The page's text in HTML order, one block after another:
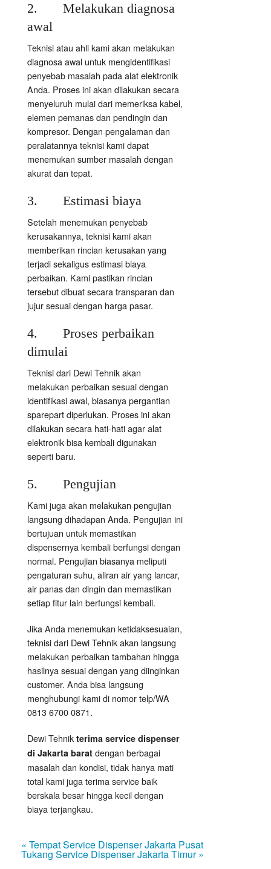
2. Melakukan diagnosa
awal
Teknisi atau ahli kami akan melakukan
diagnosa awal untuk mengidentifikasi
penyebab masalah pada alat elektronik
Anda. Proses ini akan dilakukan secara
menyeluruh mulai dari memeriksa kabel,
elemen pemanas dan pendingin dan
kompresor. Dengan pengalaman dan
peralatannya teknisi kami dapat
menemukan sumber masalah dengan
akurat dan tepat.
3. Estimasi biaya
Setelah menemukan penyebab
kerusakannya, teknisi kami akan
memberikan rincian kerusakan yang
terjadi sekaligus estimasi biaya
perbaikan. Kami pastikan rincian
tersebut dibuat secara transparan dan
jujur sesuai dengan harga pasar.
4. Proses perbaikan
dimulai
Teknisi dari Dewi Tehnik akan
melakukan perbaikan sesuai dengan
identifikasi awal, biasanya pergantian
sparepart diperlukan. Proses ini akan
dilakukan secara hati-hati agar alat
elektronik bisa kembali digunakan
seperti baru.
5. Pengujian
Kami juga akan melakukan pengujian
langsung dihadapan Anda. Pengujian ini
bertujuan untuk memastikan
dispensernya kembali berfungsi dengan
normal. Pengujian biasanya meliputi
pengaturan suhu, aliran air yang lancar,
air panas dan dingin dan memastikan
setiap fitur lain berfungsi kembali.
Jika Anda menemukan ketidaksesuaian,
teknisi dari Dewi Tehnik akan langsung
melakukan perbaikan tambahan hingga
hasilnya sesuai dengan yang diinginkan
customer. Anda bisa langsung
menghubungi kami di nomor telp/WA
0813 6700 0871.
Dewi Tehnik terima service dispenser
di Jakarta barat dengan berbagai
masalah dan kondisi, tidak hanya mati
total kami juga terima service baik
berskala besar hingga kecil dengan
biaya terjangkau.
« Tempat Service Dispenser Jakarta Pusat
Tukang Service Dispenser Jakarta Timur »